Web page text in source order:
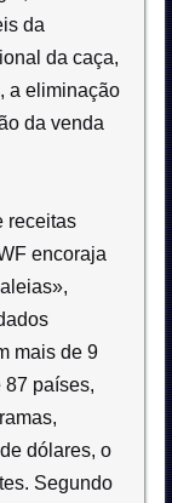
da
da caça,
a eliminação
da venda
receitas
encoraja
mais de 9
87 países,
dólares, o
Segundo